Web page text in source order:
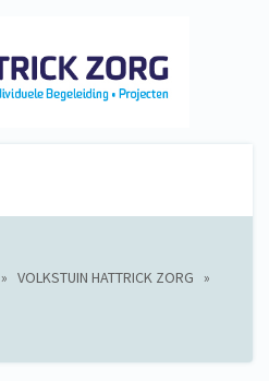
»VOLKSTUIN HATTRICK ZORG »